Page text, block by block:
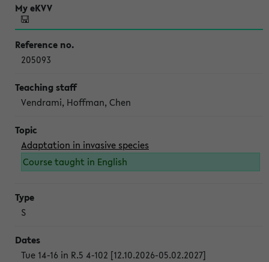
205093
Vendrami, Hoffman, Chen
Adaptation in invasive species
Course taught in English
S
Tue 14-16 in R.5 4-102 [12.10.2026-05.02.2027]